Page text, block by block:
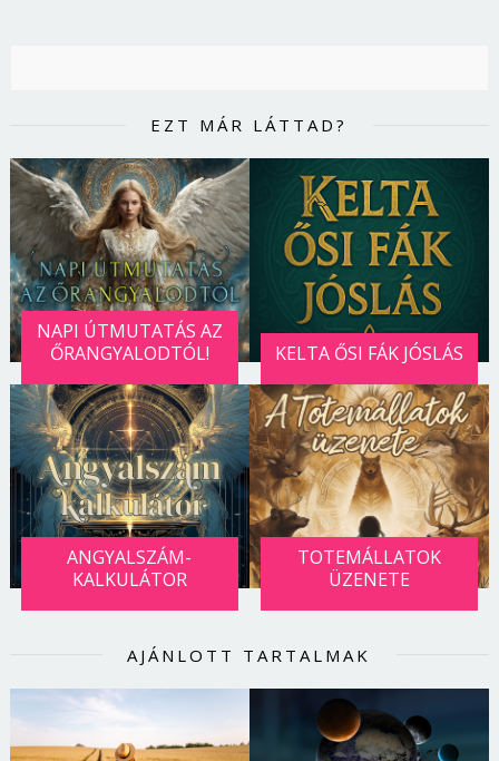
EZT MÁR LÁTTAD?
NAPI ÚTMUTATÁS AZ
ŐRANGYALODTÓL!
KELTA ŐSI FÁK JÓSLÁS
ANGYALSZÁM-
KALKULÁTOR
TOTEMÁLLATOK
ÜZENETE
AJÁNLOTT TARTALMAK